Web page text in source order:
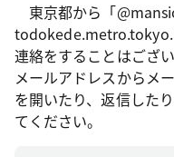
東京都から「
連絡をすることはござ
メールアドレスからメ
を開いたり、返信した
てください。